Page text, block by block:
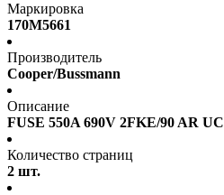
Маркировка
170M5661
Производитель
Cooper/Bussmann
Описание
FUSE 550A 690V 2FKE/90 AR UC
Количество страниц
2 шт.